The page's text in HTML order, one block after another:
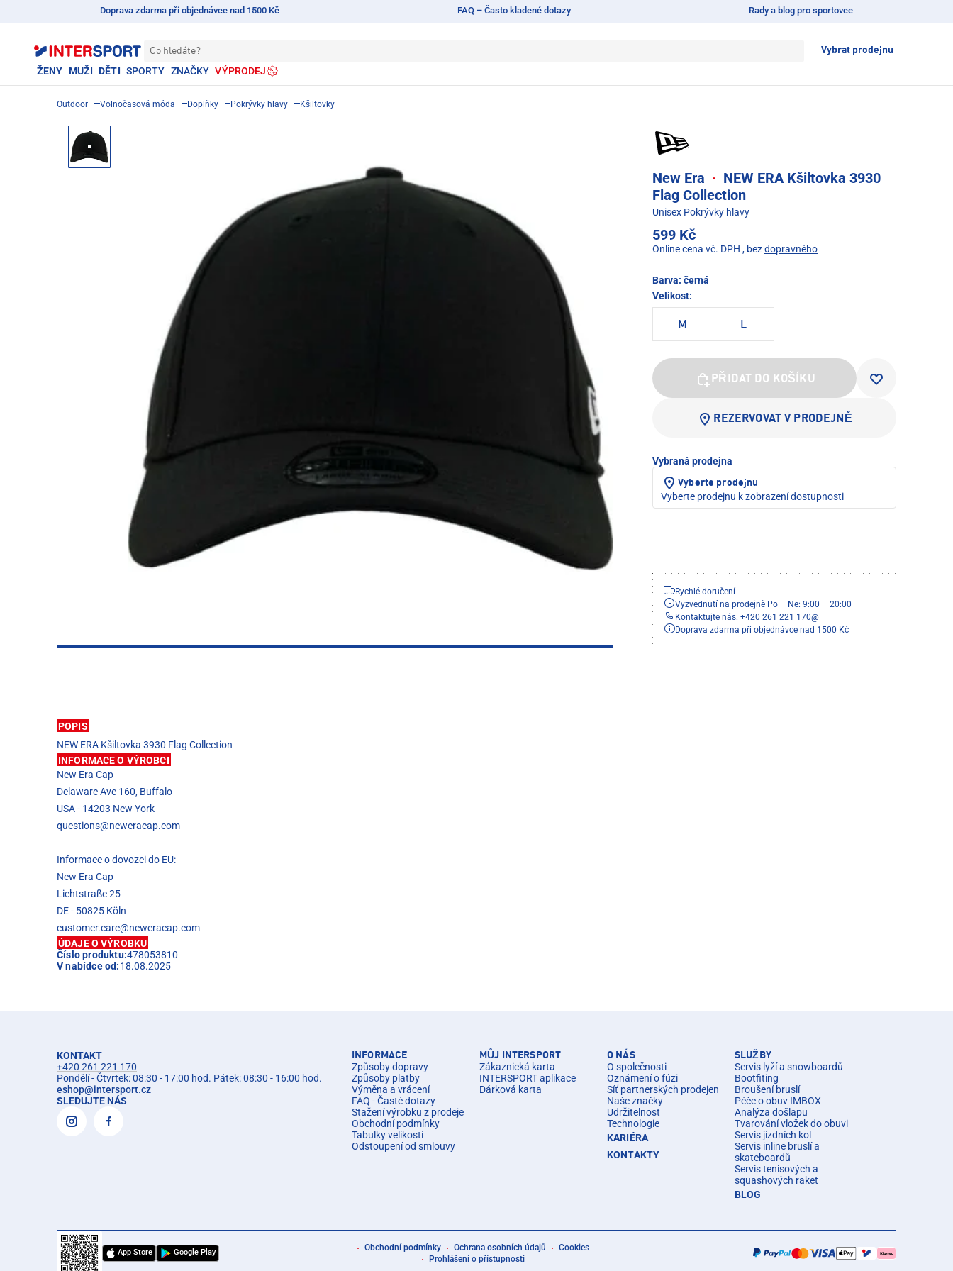
Doprava zdarma při objednávce nad 1500 Kč FAQ – Často kladené dotazy Rady a blog pro sportovce
Co hledáte? Vybrat prodejnu
ŽENY MUŽI DĚTI SPORTY ZNAČKY VÝPRODEJ
Outdoor Volnočasová móda Doplňky Pokrývky hlavy Kšiltovky
New Era · NEW ERA Kšiltovka 3930
Flag Collection
Unisex Pokrývky hlavy
599 Kč
Online cena vč. DPH , bezdopravného
Barva: černá
Velikost:
M L
PŘIDAT DO KOŠÍKU
REZERVOVAT V PRODEJNĚ
Vybraná prodejna
Vyberte prodejnu
Vyberte prodejnu k zobrazení dostupnosti
Rychlé doručení
Vyzvednutí na prodejně Po – Ne: 9:00 – 20:00
Kontaktujte nás: +420 261 221 170@
Doprava zdarma při objednávce nad 1500 Kč
POPIS
NEW ERA Kšiltovka 3930 Flag Collection
INFORMACE O VÝROBCI
New Era Cap
Delaware Ave 160, Buffalo
USA - 14203 New York
questions@neweracap.com
Informace o dovozci do EU:
New Era Cap
Lichtstraße 25
DE - 50825 Köln
customer.care@neweracap.com
ÚDAJE O VÝROBKU
Číslo produktu:478053810
V nabídce od:18.08.2025
KONTAKT
+420 261 221 170
Pondělí - Čtvrtek: 08:30 - 17:00 hod. Pátek: 08:30 - 16:00 hod.
eshop@intersport.cz
SLEDUJTE NÁS
INFORMACE
Způsoby dopravy
Způsoby platby
Výměna a vrácení
FAQ - Časté dotazy
Stažení výrobku z prodeje
Obchodní podmínky
Tabulky velikostí
Odstoupení od smlouvy
MŮJ INTERSPORT
Zákaznická karta
INTERSPORT aplikace
Dárková karta
O NÁS
O společnosti
Oznámení o fúzi
Síť partnerských prodejen
Naše značky
Udržitelnost
Technologie
KARIÉRA
KONTAKTY
SLUŽBY
Servis lyží a snowboardů
Bootfiting
Broušení bruslí
Péče o obuv IMBOX
Analýza došlapu
Tvarování vložek do obuvi
Servis jízdních kol
Servis inline bruslí a
skateboardů
Servis tenisových a
squashových raket
BLOG
App Store Google Play Obchodní podmínky Ochrana osobních údajů
Cookies
Prohlášení o přístupnosti